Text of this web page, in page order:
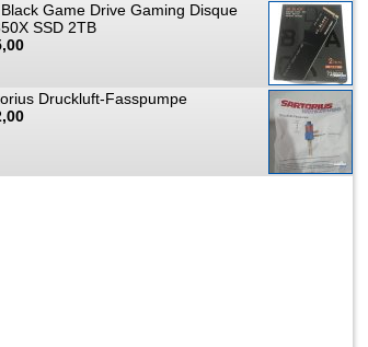
Game Drive Gaming Disque
SSD 2TB
Druckluft-Fasspumpe